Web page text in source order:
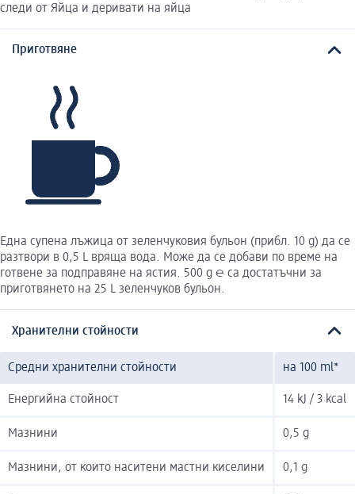
следи от Яйца и деривати на яйца
Приготвяне
Една супена лъжица от зеленчуковия бульон (прибл. 10 g) да се
разтвори в 0,5 L вряща вода. Може да се добави по време на
готвене за подправяне на ястия. 500 g ℮ са достатъчни за
приготвянето на 25 L зеленчуков бульон.
Хранителни стойности
Средни хранителни стойности на 100 ml*
Енергийна стойност 14 kJ / 3 kcal
Мазнини 0,5 g
Мазнини, от които наситени мастни киселини 0,1 g